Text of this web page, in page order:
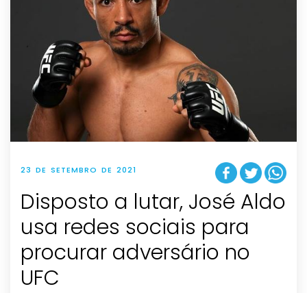
23 DE SETEMBRO DE 2021
Disposto a lutar, José Aldo
usa redes sociais para
procurar adversário no
UFC